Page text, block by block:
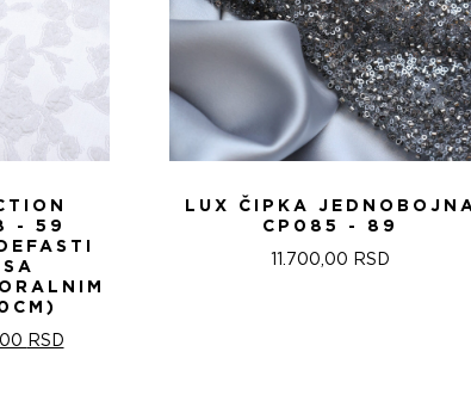
- 59
RSDТРЕНУТНА
LUX ČIPKA
CP085 - 89
11.700,00 RSD